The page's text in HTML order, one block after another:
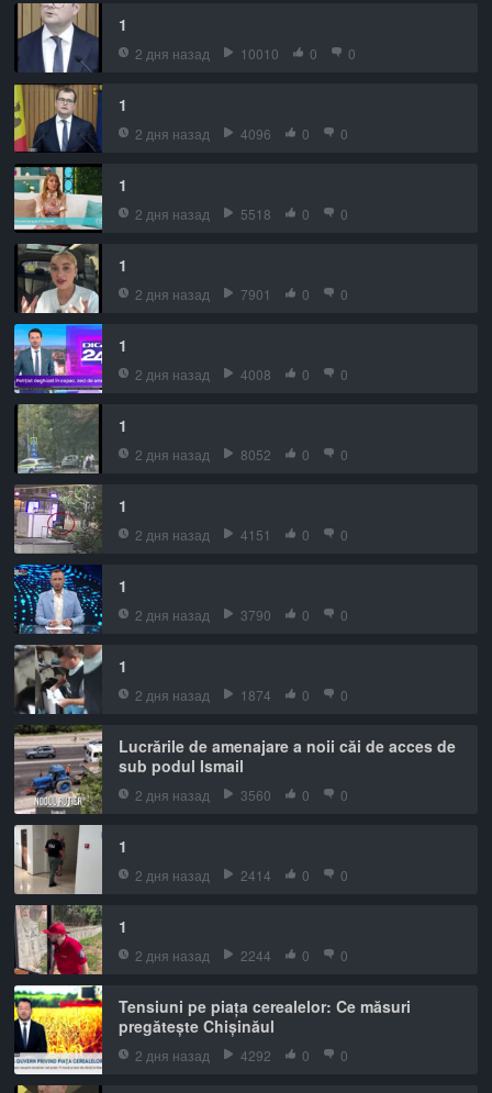
1
2 дня назад 10010 0 0
1
2 дня назад 4096 0 0
1
2 дня назад 5518 0 0
1
2 дня назад 7901 0 0
1
2 дня назад 4008 0 0
1
2 дня назад 8052 0 0
1
2 дня назад 4151 0 0
1
2 дня назад 3790 0 0
1
2 дня назад 1874 0 0
Lucrările de amenajare a noii căi de acces de
sub podul Ismail
2 дня назад 3560 0 0
1
2 дня назад 2414 0 0
1
2 дня назад 2244 0 0
Tensiuni pe piața cerealelor: Ce măsuri
pregătește Chișinăul
2 дня назад 4292 0 0